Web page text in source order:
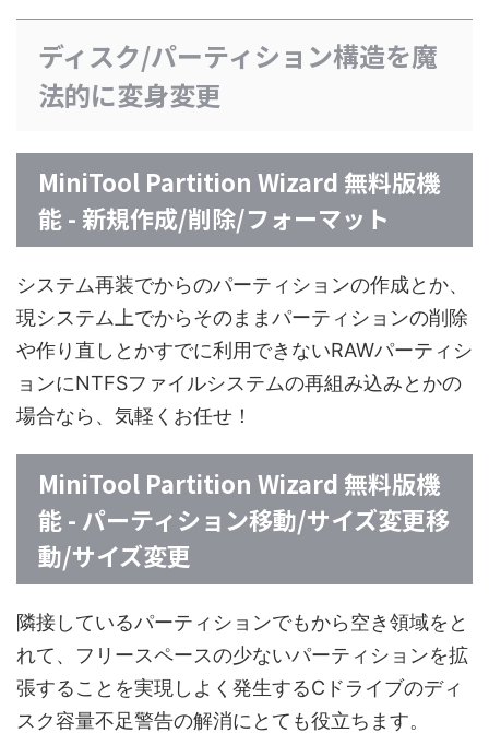
ディスク/パーティション構造を魔
法的に変身変更
MiniTool Partition Wizard 無料版機
能 - 新規作成/削除/フォーマット
システム再装でからのパーティションの作成とか、
現システム上でからそのままパーティションの削除
や作り直しとかすでに利用できないRAWパーティシ
ョンにNTFSファイルシステムの再組み込みとかの
場合なら、気軽くお任せ！
MiniTool Partition Wizard 無料版機
能 - パーティション移動/サイズ変更移
動/サイズ変更
隣接しているパーティションでもから空き領域をと
れて、フリースペースの少ないパーティションを拡
張することを実現しよく発生するCドライブのディ
スク容量不足警告の解消にとても役立ちます。